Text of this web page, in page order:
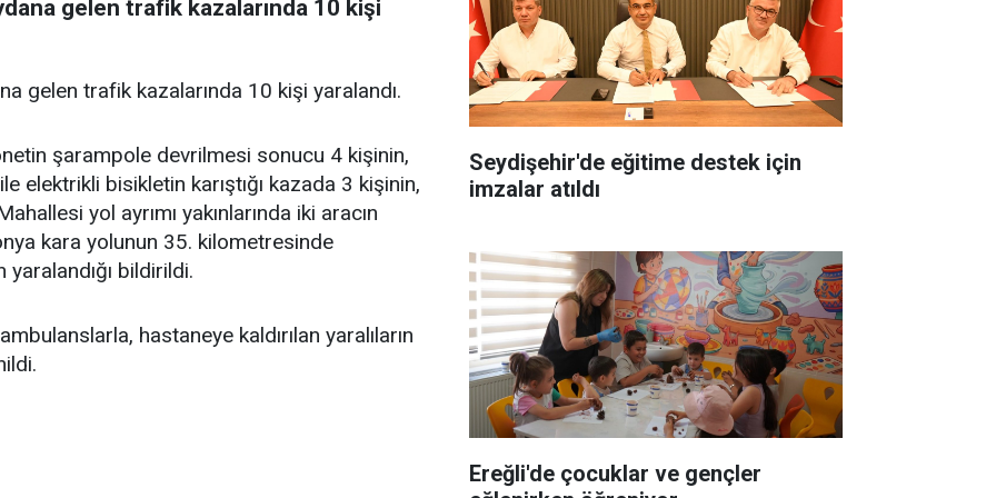
gelen trafik kazalarında 10 kişi
gelen trafik kazalarında 10 kişi yaralandı.
şarampole devrilmesi sonucu 4 kişinin,
bisikletin karıştığı kazada 3 kişinin,
yol ayrımı yakınlarında iki aracın
kara yolunun 35. kilometresinde
bildirildi.
hastaneye kaldırılan yaralıların
Seydişehir'de eğitime destek için
imzalar atıldı
Ereğli'de çocuklar ve gençler